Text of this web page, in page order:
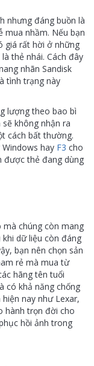
nhưng đáng buồn là
mua nhầm. Nếu bạn
giá rất hời ở những
thẻ nhái. Cách đây
nhãn Sandisk
tình trạng này
lượng theo bao bì
không nhận ra
cách bất thường.
hay F3 cho
được thẻ đang dùng
chúng còn mang
dữ liệu còn đáng
bạn nên chọn sản
rẻ mà mua từ
hãng tên tuổi
có khả năng chống
nay như Lexar,
hành trọn đời cho
hồi ảnh trong